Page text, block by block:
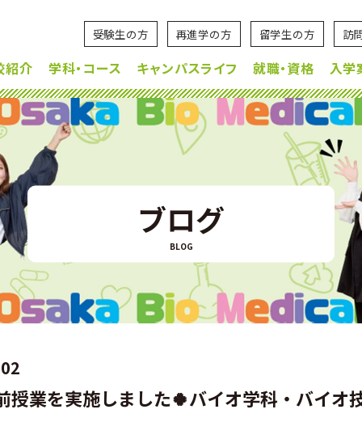
受験生の方 再進学の方 留学生の方 訪
紹介 学科・コース キャンパスライフ 就職・資格 入学
ブログ
BLOG
授業を実施しました🍀バイオ学科・バイオ